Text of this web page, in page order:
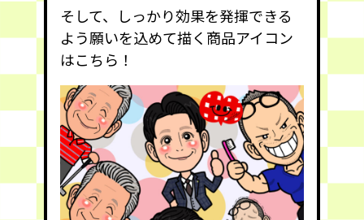
そして、しっかり効果を発揮できる
よう願いを込めて描く商品アイコン
はこちら！